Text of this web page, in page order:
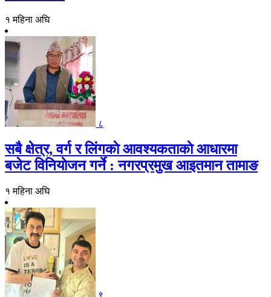
१ महिना अघि
८
सबै क्षेत्र, वर्ग र लिंगकाे आवश्यकताकाे आधारमा
बजेट विनियाेजन गर्ने : नगरप्रमुख आइतमान तामाङ
१ महिना अघि
९